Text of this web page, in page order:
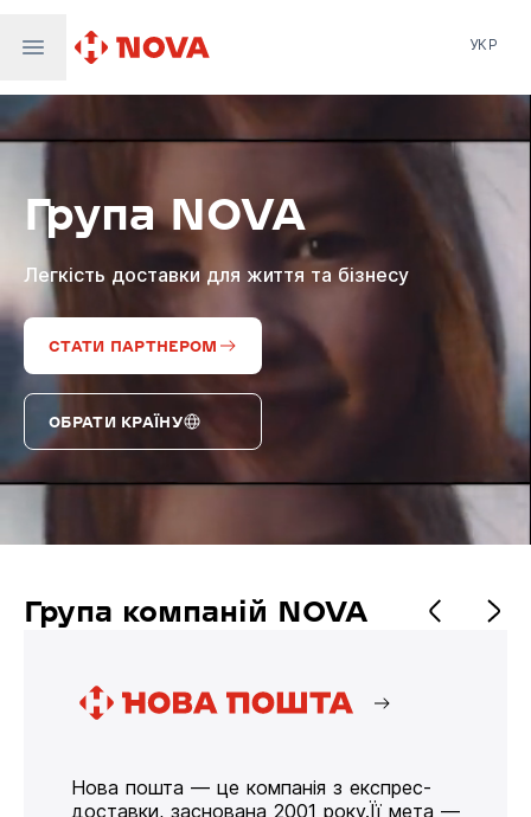
Nova Global
Nova Digital
Supernova Airlines
УКР
Група NOVA
Легкість доставки для життя та бізнесу
СТАТИ ПАРТНЕРОМ
ОБРАТИ КРАЇНУ
Група компаній NOVA
Нова пошта — це компанія з експрес-
доставки, заснована 2001 року.Її мета —